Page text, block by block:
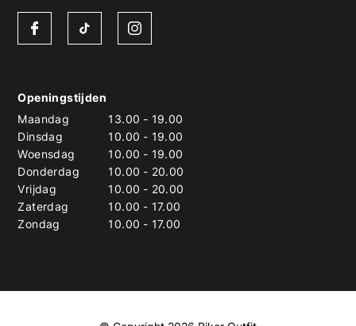
Openingstijden
Maandag
13.00 - 19.00
Dinsdag
10.00 - 19.00
Woensdag
10.00 - 19.00
Donderdag
10.00 - 20.00
Vrijdag
10.00 - 20.00
Zaterdag
10.00 - 17.00
Zondag
10.00 - 17.00